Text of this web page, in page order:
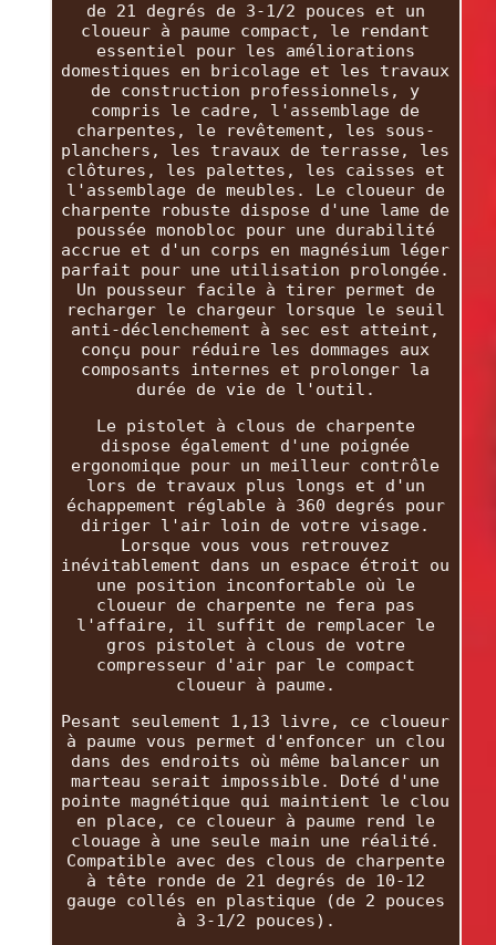
de 21 degrés de 3-1/2 pouces et un
cloueur à paume compact, le rendant
essentiel pour les améliorations
domestiques en bricolage et les travaux
de construction professionnels, y
compris le cadre, l'assemblage de
charpentes, le revêtement, les sous-
planchers, les travaux de terrasse, les
clôtures, les palettes, les caisses et
l'assemblage de meubles. Le cloueur de
charpente robuste dispose d'une lame de
poussée monobloc pour une durabilité
accrue et d'un corps en magnésium léger
parfait pour une utilisation prolongée.
Un pousseur facile à tirer permet de
recharger le chargeur lorsque le seuil
anti-déclenchement à sec est atteint,
conçu pour réduire les dommages aux
composants internes et prolonger la
durée de vie de l'outil.
Le pistolet à clous de charpente
dispose également d'une poignée
ergonomique pour un meilleur contrôle
lors de travaux plus longs et d'un
échappement réglable à 360 degrés pour
diriger l'air loin de votre visage.
Lorsque vous vous retrouvez
inévitablement dans un espace étroit ou
une position inconfortable où le
cloueur de charpente ne fera pas
l'affaire, il suffit de remplacer le
gros pistolet à clous de votre
compresseur d'air par le compact
cloueur à paume.
Pesant seulement 1,13 livre, ce cloueur
à paume vous permet d'enfoncer un clou
dans des endroits où même balancer un
marteau serait impossible. Doté d'une
pointe magnétique qui maintient le clou
en place, ce cloueur à paume rend le
clouage à une seule main une réalité.
Compatible avec des clous de charpente
à tête ronde de 21 degrés de 10-12
gauge collés en plastique (de 2 pouces
à 3-1/2 pouces).